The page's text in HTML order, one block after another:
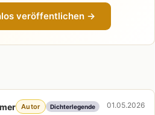
veröffentlichen →
Autor Dichterlegende 01.05.2026